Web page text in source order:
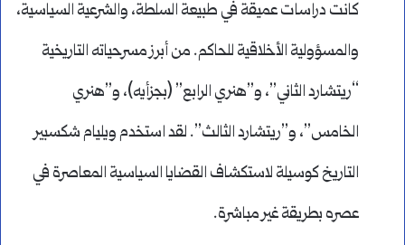
كانت دراسات عميقة في طبيعة السلطة، والشرعية السياسية،
والمسؤولية الأخلاقية للحاكم. من أبرز مسرحياته التاريخية
“ريتشارد الثاني”، و”هنري الرابع” (بجزأيه)، و”هنري
الخامس”، و”ريتشارد الثالث”. لقد استخدم ويليام شكسبير
التاريخ كوسيلة لاستكشاف القضايا السياسية المعاصرة في
عصره بطريقة غير مباشرة.